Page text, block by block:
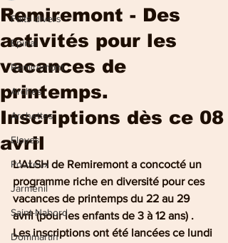
Faits divers
Epinal
Remiremont
Arches
Archettes
Eloyes
Pouxeux
Jarménil
Saint-Nabord
Dommartin
Remiremont - Des
activités pour les
vacances de
printemps.
Inscriptions dès ce 08
avril
L'ALSH de Remiremont a concocté un
programme riche en diversité pour ces
vacances de printemps du 22 au 29
avril (pour les enfants de 3 à 12 ans) .
Les inscriptions ont été lancées ce lundi